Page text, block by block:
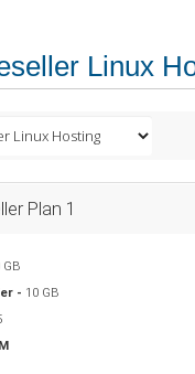
Linux
Plan 1
GB
- 10 GB